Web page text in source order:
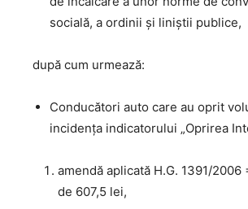
socială, a ordinii şi liniştii publice,
după cum urmează:
Conducători auto care au oprit
incidenţa indicatorului „Oprirea
amendă aplicată H.G. 1391/2006
de 607,5 lei,